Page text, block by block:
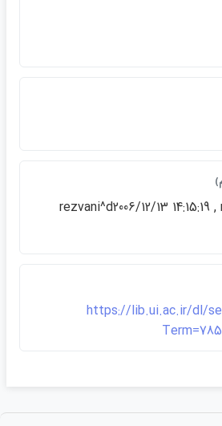
rezvani^d2006/12/13 14:15:19
https://lib.ui.ac.ir/dl/